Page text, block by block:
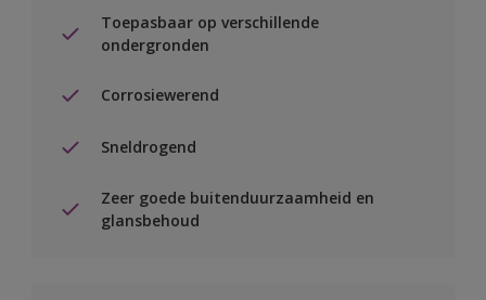
Toepasbaar op verschillende
ondergronden
Corrosiewerend
Sneldrogend
Zeer goede buitenduurzaamheid en
glansbehoud